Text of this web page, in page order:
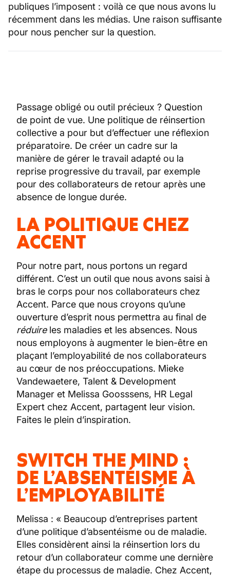
publiques l’imposent : voilà ce que nous avons lu
récemment dans les médias. Une raison suffisante
pour nous pencher sur la question.
Passage obligé ou outil précieux ? Question
de point de vue. Une politique de réinsertion
collective a pour but d’effectuer une réflexion
préparatoire. De créer un cadre sur la
manière de gérer le travail adapté ou la
reprise progressive du travail, par exemple
pour des collaborateurs de retour après une
absence de longue durée.
LA POLITIQUE CHEZ
ACCENT
Pour notre part, nous portons un regard
différent. C’est un outil que nous avons saisi à
bras le corps pour nos collaborateurs chez
Accent. Parce que nous croyons qu’une
ouverture d’esprit nous permettra au final de
réduireles maladies et les absences. Nous
nous employons à augmenter le bien-être en
plaçant l’employabilité de nos collaborateurs
au cœur de nos préoccupations. Mieke
Vandewaetere, Talent & Development
Manager et Melissa Goosssens, HR Legal
Expert chez Accent, partagent leur vision.
Faites le plein d’inspiration.
SWITCH THE MIND :
DE L’ABSENTÉISME À
L’EMPLOYABILITÉ
Melissa : « Beaucoup d’entreprises partent
d’une politique d’absentéisme ou de maladie.
Elles considèrent ainsi la réinsertion lors du
retour d’un collaborateur comme une dernière
étape du processus de maladie. Chez Accent,